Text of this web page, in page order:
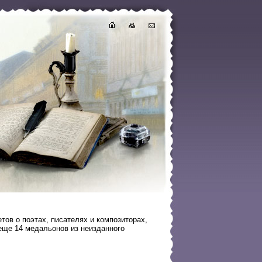
о поэтах, писателях и композиторах,
14 медальонов из неизданного